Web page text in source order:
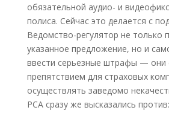
обязательной аудио- и
полиса. Сейчас это делается с
Ведомство-регулятор не только
указанное предложение, но и
ввести серьезные штрафы — они
препятствием для страховых
осуществлять заведомо
РСА сразу же высказались